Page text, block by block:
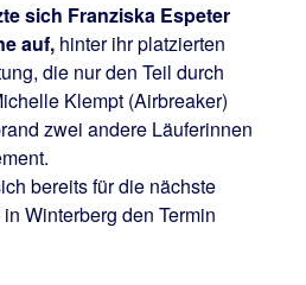
sich Franziska Espeter
auf,hinter ihr platzierten
die nur den Teil durch
Klempt (Airbreaker)
zwei andere Läuferinnen
bereits für die nächste
Winterberg den Termin